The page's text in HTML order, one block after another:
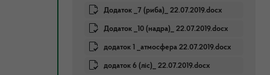
Додаток _7 (риба)_ 22.07.2019.docx
Додаток _10 (надра)_ 22.07.2019.docx
додаток 1 _атмосфера 22.07.2019.docx
додаток 6 (ліс)_ 22.07.2019.docx